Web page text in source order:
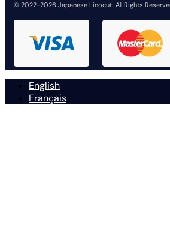
© 2022-2026 Japanese Linocut, All Rights
English
Français